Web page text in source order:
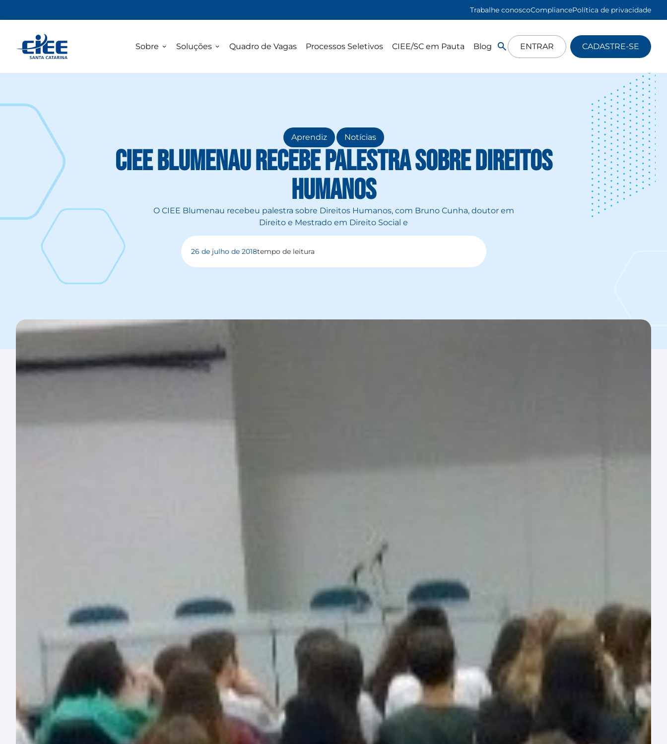
Trabalhe conoscoCompliancePolítica de privacidade
Sobre Soluções Quadro de Vagas Processos Seletivos CIEE/SC em Pauta Blog ENTRAR CADASTRE-SE
Aprendiz , Notícias
CIEE Blumenau recebe palestra sobre Direitos
Humanos
O CIEE Blumenau recebeu palestra sobre Direitos Humanos, com Bruno Cunha, doutor em
Direito e Mestrado em Direito Social e
26 de julho de 2018tempo de leitura